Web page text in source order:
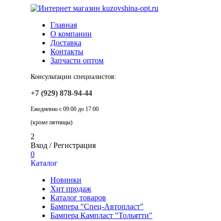
Главная
О компании
Доставка
Контакты
Запчасти оптом
Консультации специалистов:
+7 (929) 878-94-44
Ежедневно с 09:00 до 17:00
(кроме пятницы)
2
Вход /Регистрация
0
Каталог
Новинки
Хит продаж
Каталог товаров
Бампера "Спец-Автопласт"
Бампера Кампласт "Тольятти"